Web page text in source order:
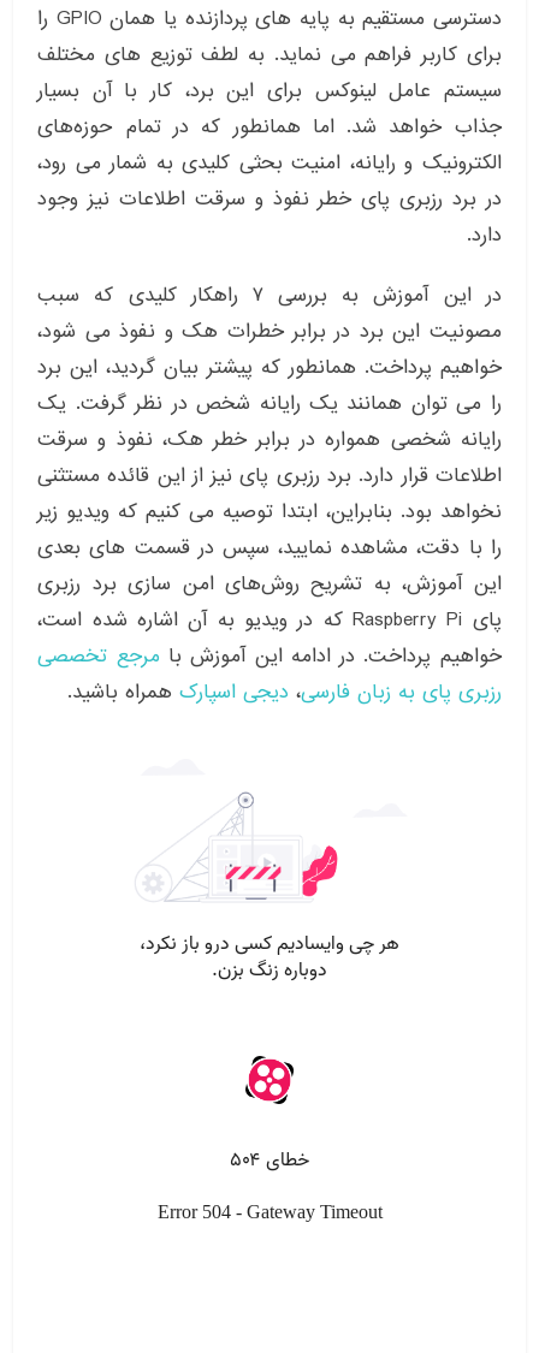
دسترسی مستقیم به پایه های پردازنده یا همان GPIO را
برای کاربر فراهم می نماید. به لطف توزیع های مختلف
سیستم عامل لینوکس برای این برد، کار با آن بسیار
جذاب خواهد شد. اما همانطور که در تمام حوزه‌های
الکترونیک و رایانه، امنیت بحثی کلیدی به شمار می رود،
در برد رزبری پای خطر نفوذ و سرقت اطلاعات نیز وجود
دارد.
در این آموزش به بررسی ۷ راهکار کلیدی که سبب
مصونیت این برد در برابر خطرات هک و نفوذ می شود،
خواهیم پرداخت. همانطور که پیشتر بیان گردید، این برد
را می توان همانند یک رایانه شخص در نظر گرفت. یک
رایانه شخصی همواره در برابر خطر هک، نفوذ و سرقت
اطلاعات قرار دارد. برد رزبری پای نیز از این قائده مستثنی
نخواهد بود. بنابراین، ابتدا توصیه می کنیم که ویدیو زیر
را با دقت، مشاهده نمایید، سپس در قسمت های بعدی
این آموزش، به تشریح روش‌های امن سازی برد رزبری
پای Raspberry Pi که در ویدیو به آن اشاره شده است،
خواهیم پرداخت. در ادامه این آموزش با مرجع تخصصی
رزبری پای به زبان فارسی، دیجی اسپارک همراه باشید.